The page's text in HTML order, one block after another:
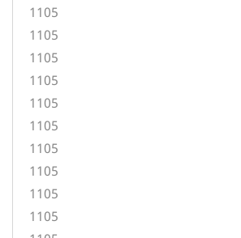
1105
1105
1105
1105
1105
1105
1105
1105
1105
1105